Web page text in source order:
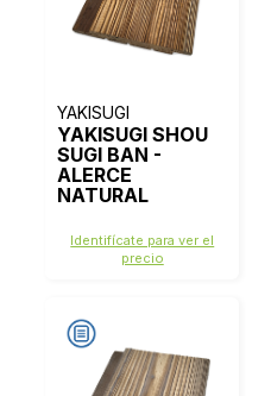
YAKISUGI
YAKISUGI SHOU
SUGI BAN -
ALERCE
NATURAL
Identifícate para ver el
precio